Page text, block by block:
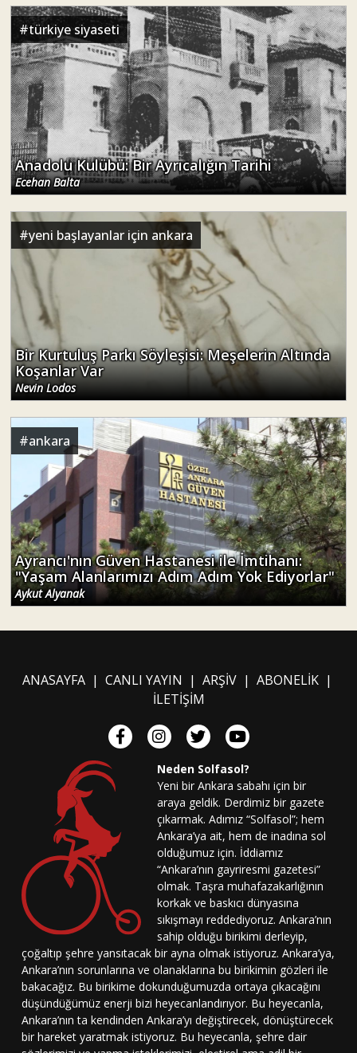
#türkiye siyaseti
Anadolu Kulübü: Bir Ayrıcalığın Tarihi
Ecehan Balta
#yeni başlayanlar için ankara
Bir Kurtuluş Parkı Söyleşisi: Meşelerin Altında
Koşanlar Var
Nevin Lodos
#ankara
Ayrancı'nın Güven Hastanesi ile İmtihanı:
"Yaşam Alanlarımızı Adım Adım Yok Ediyorlar"
Aykut Alyanak
ANASAYFA| CANLI YAYIN | ARŞİV| ABONELİK|
İLETİŞİM
Neden Solfasol?
Yeni bir Ankara sabahı için bir
araya geldik. Derdimiz bir gazete
çıkarmak. Adımız “Solfasol”; hem
Ankara’ya ait, hem de inadına sol
olduğumuz için. İddiamız
“Ankara’nın gayriresmi gazetesi”
olmak. Taşra muhafazakarlığının
korkak ve baskıcı dünyasına
sıkışmayı reddediyoruz. Ankara’nın
sahip olduğu birikimi derleyip,
çoğaltıp şehre yansıtacak bir ayna olmak istiyoruz. Ankara’ya,
Ankara’nın sorunlarına ve olanaklarına bu birikimin gözleri ile
bakacağız. Bu birikime dokunduğumuzda ortaya çıkacağını
düşündüğümüz enerji bizi heyecanlandırıyor. Bu heyecanla,
Ankara’nın ta kendinden Ankara’yı değiştirecek, dönüştürecek
bir hareket yaratmak istiyoruz. Bu heyecanla, şehre dair